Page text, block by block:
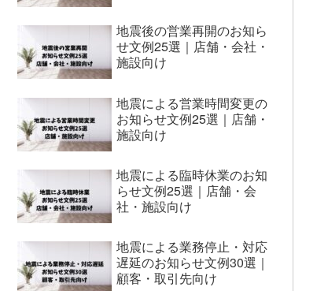
地震後の営業再開のお知ら
せ文例25選｜店舗・会社・
施設向け
地震による営業時間変更の
お知らせ文例25選｜店舗・
施設向け
地震による臨時休業のお知
らせ文例25選｜店舗・会
社・施設向け
地震による業務停止・対応
遅延のお知らせ文例30選｜
顧客・取引先向け